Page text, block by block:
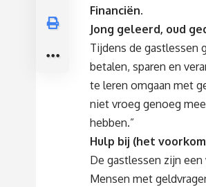
Financiën.
Jong geleerd, oud
Tijdens de gastlessen
betalen, sparen en
te leren omgaan met
niet vroeg genoeg
hebben.”
Hulp bij (het
De gastlessen zijn
Mensen met